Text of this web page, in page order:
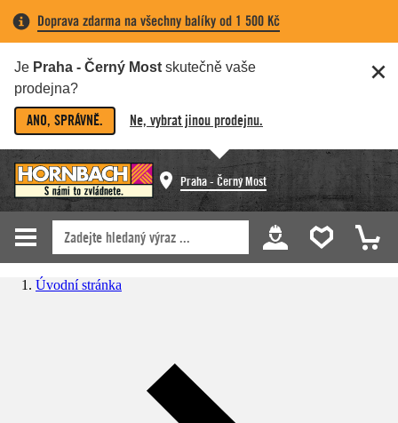
Doprava zdarma na všechny balíky od 1 500 Kč
Je Praha - Černý Most skutečně vaše
prodejna?
ANO, SPRÁVNĚ. Ne, vybrat jinou prodejnu.
Praha - Černý Most
Úvodní stránka